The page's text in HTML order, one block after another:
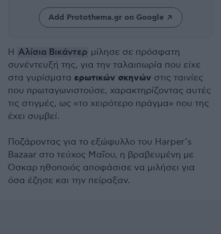
Add Protothema.gr on Google
Η Αλίσια Βικάντερ μίλησε σε πρόσφατη
συνέντευξή της, για την ταλαιπωρία που είχε
στα γυρίσματα ερωτικών σκηνών στις ταινίες
που πρωταγωνιστούσε, χαρακτηρίζοντας αυτές
τις στιγμές, ως «το χειρότερο πράγμα» που της
έχει συμβεί.
Ποζάροντας για το εξώφυλλο του Harper’s
Bazaar στο τεύχος Μαΐου, η βραβευμένη με
Όσκαρ ηθοποιός αποφάσισε να μιλήσει για
όσα έζησε και την πείραξαν.